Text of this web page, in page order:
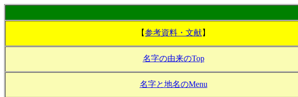
【参考資料・文献】
名字の由来のTop
名字と地名のMenu